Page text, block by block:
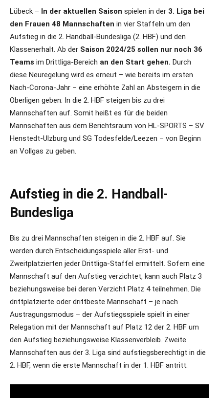
Lübeck – In der aktuellen Saison spielen in der 3. Liga bei
den Frauen 48 Mannschaften in vier Staffeln um den
Aufstieg in die 2. Handball-Bundesliga (2. HBF) und den
Klassenerhalt. Ab der Saison 2024/25 sollen nur noch 36
Teams im Drittliga-Bereich an den Start gehen. Durch
diese Neuregelung wird es erneut – wie bereits im ersten
Nach-Corona-Jahr – eine erhöhte Zahl an Absteigern in die
Oberligen geben. In die 2. HBF steigen bis zu drei
Mannschaften auf. Somit heißt es für die beiden
Mannschaften aus dem Berichtsraum von HL-SPORTS – SV
Henstedt-Ulzburg und SG Todesfelde/Leezen – von Beginn
an Vollgas zu geben.
Aufstieg in die 2. Handball-
Bundesliga
Bis zu drei Mannschaften steigen in die 2. HBF auf. Sie
werden durch Entscheidungsspiele aller Erst- und
Zweitplatzierten jeder Drittliga-Staffel ermittelt. Sofern eine
Mannschaft auf den Aufstieg verzichtet, kann auch Platz 3
beziehungsweise bei deren Verzicht Platz 4 teilnehmen. Die
drittplatzierte oder drittbeste Mannschaft – je nach
Austragungsmodus – der Aufstiegsspiele spielt in einer
Relegation mit der Mannschaft auf Platz 12 der 2. HBF um
den Aufstieg beziehungsweise Klassenverbleib. Zweite
Mannschaften aus der 3. Liga sind aufstiegsberechtigt in die
2. HBF, wenn die erste Mannschaft in der 1. HBF antritt.